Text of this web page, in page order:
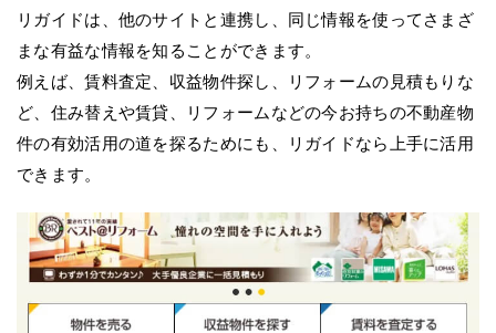
リガイドは、他のサイトと連携し、同じ情報を使ってさまざ
まな有益な情報を知ることができます。
例えば、賃料査定、収益物件探し、リフォームの見積もりな
ど、住み替えや賃貸、リフォームなどの今お持ちの不動産物
件の有効活用の道を探るためにも、リガイドなら上手に活用
できます。